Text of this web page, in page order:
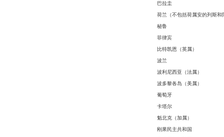
巴拉圭
荷兰（不包括荷属安的列斯和
秘鲁
菲律宾
比特凯恩（英属）
波兰
波利尼西亚（法属）
波多黎各岛（美属）
葡萄牙
卡塔尔
魁北克（加属）
刚果民主共和国